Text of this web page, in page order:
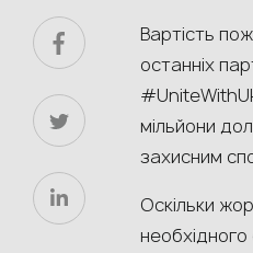
Вартість
останніх
мільйони
захисним
Оскільки